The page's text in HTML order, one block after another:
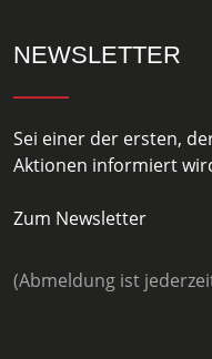
NEWSLETTER
Sei einer der ersten,
Aktionen informiert
Zum Newsletter
(Abmeldung ist